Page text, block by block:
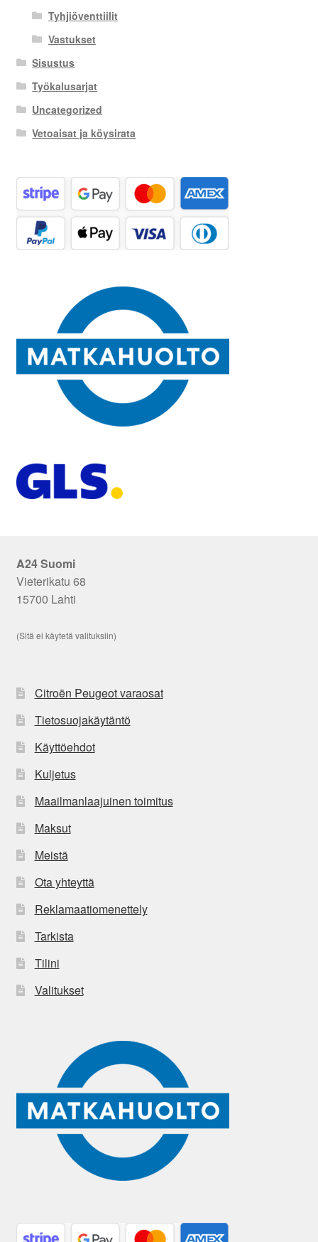
Tyhjiöventtiilit
Vastukset
Sisustus
Työkalusarjat
Uncategorized
Vetoaisat ja köysirata
A24 Suomi
Vieterikatu 68
15700 Lahti
(Sitä ei käytetä valituksiin)
Citroën Peugeot varaosat
Tietosuojakäytäntö
Käyttöehdot
Kuljetus
Maailmanlaajuinen toimitus
Maksut
Meistä
Ota yhteyttä
Reklamaatiomenettely
Tarkista
Tilini
Valitukset